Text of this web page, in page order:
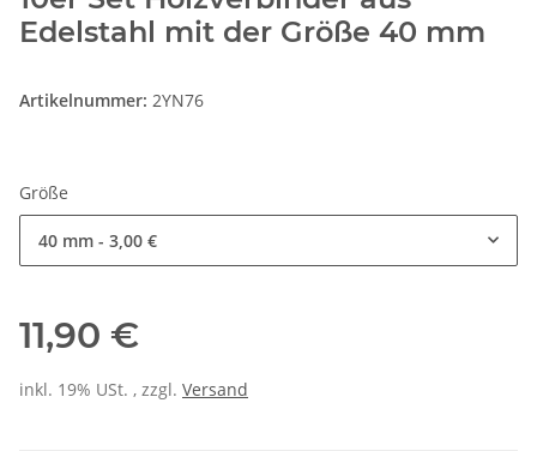
Edelstahl mit der Größe 40 mm
Artikelnummer: 2YN76
Größe
40 mm - 3,00 €
11,90 €
inkl. 19% USt. , zzgl. Versand